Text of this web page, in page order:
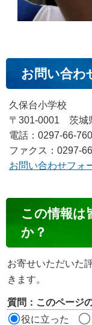
お問い合わ
久保台小学校
〒301-0001 茨城
電話：0297-66-
ファクス：0297-
お問い合わせフォ
ン
ン
ツ
価
この情報は
か？
お寄せいただいた
きます。
質問：このページ
役に立った